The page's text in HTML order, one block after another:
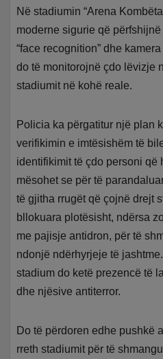
Në stadiumin “Arena
moderne sigurie që
“face recognition” dhe
do të monitorojnë çdo lëvizje
stadiumit në kohë reale.
Policia ka përgatitur një plan
verifikimin e imtësishëm të
identifikimit të çdo personi që
mësohet se për të
të gjitha rrugët që çojnë drejt
bllokuara plotësisht, ndërsa
me pajisje antidron, për të
ndonjë ndërhyrjeje të
stadium do ketë prezencë të
dhe njësive antiterror.
Do të përdoren edhe pushkë
rreth stadiumit për të